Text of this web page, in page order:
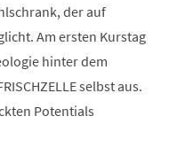
der auf
Am ersten Kurstag
hinter dem
selbst aus.
Potentials